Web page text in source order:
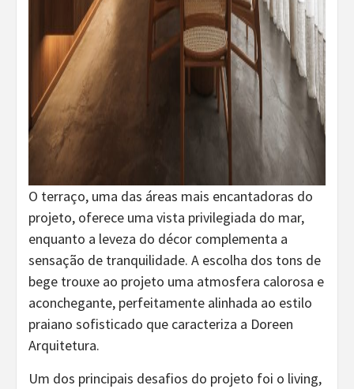
O terraço, uma das áreas mais encantadoras do
projeto, oferece uma vista privilegiada do mar,
enquanto a leveza do décor complementa a
sensação de tranquilidade. A escolha dos tons de
bege trouxe ao projeto uma atmosfera calorosa e
aconchegante, perfeitamente alinhada ao estilo
praiano sofisticado que caracteriza a Doreen
Arquitetura.
Um dos principais desafios do projeto foi o living,